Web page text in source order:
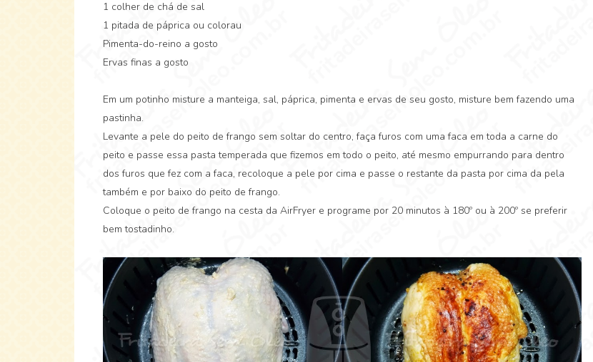
1 colher de chá de sal
1 pitada de páprica ou colorau
Pimenta-do-reino a gosto
Ervas finas a gosto
Em um potinho misture a manteiga, sal, páprica, pimenta e ervas de seu gosto, misture bem fazendo uma
pastinha.
Levante a pele do peito de frango sem soltar do centro, faça furos com uma faca em toda a carne do
peito e passe essa pasta temperada que fizemos em todo o peito, até mesmo empurrando para dentro
dos furos que fez com a faca, recoloque a pele por cima e passe o restante da pasta por cima da pela
também e por baixo do peito de frango.
Coloque o peito de frango na cesta da AirFryer e programe por 20 minutos à 180º ou à 200º se preferir
bem tostadinho.